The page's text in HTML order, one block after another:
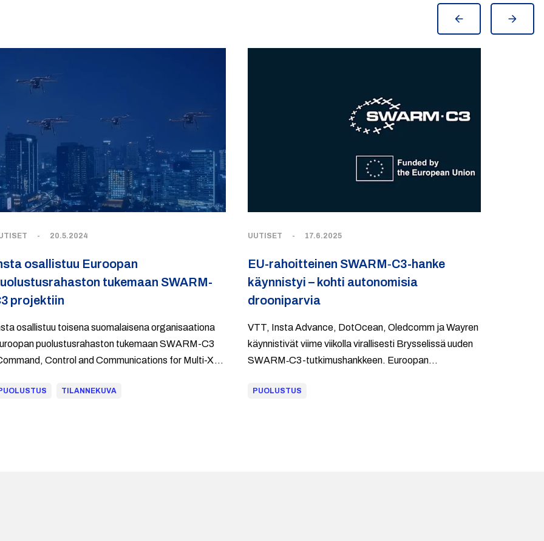
- 20.5.2024
osallistuu Euroopan
tukemaan SWARM-
projektiin
osallistuu toisena suomalaisena organisaationa
puolustusrahaston tukemaan SWARM-C3
Control and Communications for Multi-X
TILANNEKUVA
UUTISET - 17.6.2025
EU-rahoitteinen SWARM‑C3-hanke
käynnistyi – kohti autonomisia
drooniparvia
VTT, Insta Advance, DotOcean, Oledcomm ja Wayren
käynnistivät viime viikolla virallisesti Brysselissä uuden
SWARM‑C3-tutkimushankkeen. Euroopan
rahoittama hanke kestää kolme vuotta ja sen
PUOLUSTUS